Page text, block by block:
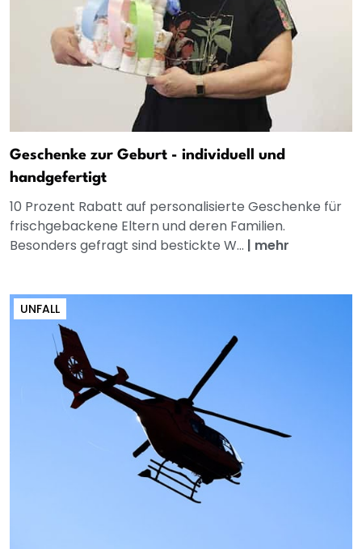
Geschenke zur Geburt - individuell und
handgefertigt
10 Prozent Rabatt auf personalisierte Geschenke für
frischgebackene Eltern und deren Familien.
Besonders gefragt sind bestickte W... | mehr
UNFALL